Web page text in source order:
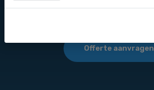
Start direct
Offerte aanvragen